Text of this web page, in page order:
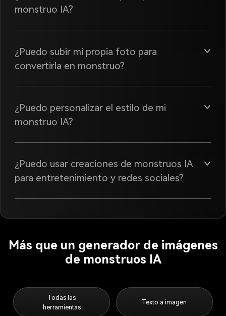
monstruo IA?
¿Puedo subir mi propia foto para
convertirla en monstruo?
¿Puedo personalizar el estilo de mi
monstruo IA?
¿Puedo usar creaciones de monstruos IA
para entretenimiento y redes sociales?
Más que un generador de imágenes
de monstruos IA
Todas las
herramientas
Texto a imagen